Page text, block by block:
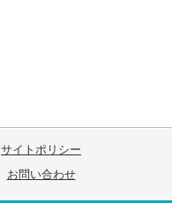
サイトポリシー
お問い合わせ